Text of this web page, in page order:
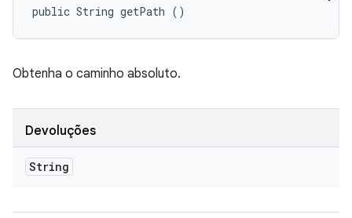
public String getPath ()
Obtenha o caminho absoluto.
Devoluções
String